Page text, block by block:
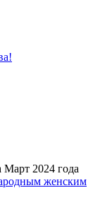
Март 2024 года